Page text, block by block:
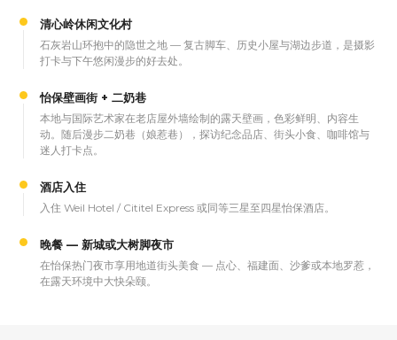
清心岭休闲文化村
石灰岩山环抱中的隐世之地 — 复古脚车、历史小屋与湖边步道，是摄影
打卡与下午悠闲漫步的好去处。
怡保壁画街 + 二奶巷
本地与国际艺术家在老店屋外墙绘制的露天壁画，色彩鲜明、内容生
动。随后漫步二奶巷（娘惹巷），探访纪念品店、街头小食、咖啡馆与
迷人打卡点。
酒店入住
入住 Weil Hotel / Cititel Express 或同等三星至四星怡保酒店。
晚餐 — 新城或大树脚夜市
在怡保热门夜市享用地道街头美食 — 点心、福建面、沙爹或本地罗惹，
在露天环境中大快朵颐。